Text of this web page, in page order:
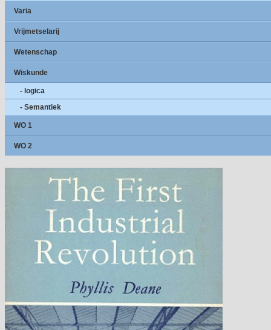
Varia
Vrijmetselarij
Wetenschap
Wiskunde
- logica
- Semantiek
WO 1
WO 2